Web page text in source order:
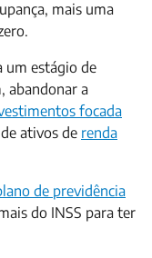
mais uma
um estágio de
abandonar a
focada
ativos de renda
de previdência
do INSS para ter